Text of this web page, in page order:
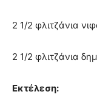
2 1/2 φλιτζάνια
2 1/2 φλιτζάνια
Εκτέλεση: